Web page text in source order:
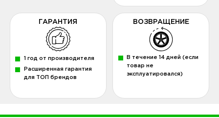
ГАРАНТИЯ
1 год от производителя
Расширенная гарантия
для ТОП брендов
ВОЗВРАЩЕНИЕ
В течение 14 дней (если
товар не
эксплуатировался)